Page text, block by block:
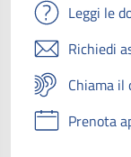
Leggi le
Richiedi
Chiama il
Prenota